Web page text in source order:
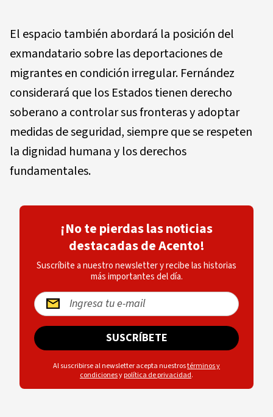
El espacio también abordará la posición del
exmandatario sobre las deportaciones de
migrantes en condición irregular. Fernández
considerará que los Estados tienen derecho
soberano a controlar sus fronteras y adoptar
medidas de seguridad, siempre que se respeten
la dignidad humana y los derechos
fundamentales.
¡No te pierdas las noticias
destacadas de Acento!
Suscríbite a nuestro newsletter y recibe las historias
más importantes del día.
SUSCRÍBETE
Al suscribirse al newsletter acepta nuestrostérminos y
condicionesypolítica de privacidad.